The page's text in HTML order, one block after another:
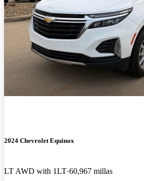
2024 Chevrolet Equinox
LT AWD with 1LT 60,967 millas